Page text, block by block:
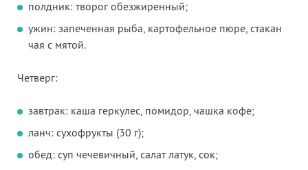
полдник: творог обезжиренный;
ужин: запеченная рыба, картофельное пюре, стакан
чая с мятой.
Четверг:
завтрак: каша геркулес, помидор, чашка кофе;
ланч: сухофрукты (30 г);
обед: суп чечевичный, салат латук, сок;